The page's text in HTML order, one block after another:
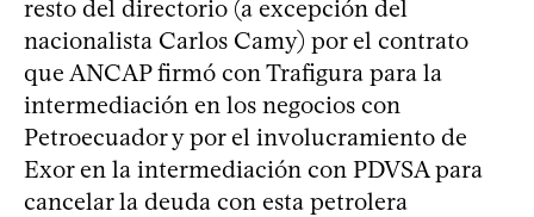
resto del directorio (a excepción del
nacionalista Carlos Camy) por el contrato
que ANCAP firmó con Trafigura para la
intermediación en los negocios con
Petroecuador y por el involucramiento de
Exor en la intermediación con PDVSA para
cancelar la deuda con esta petrolera